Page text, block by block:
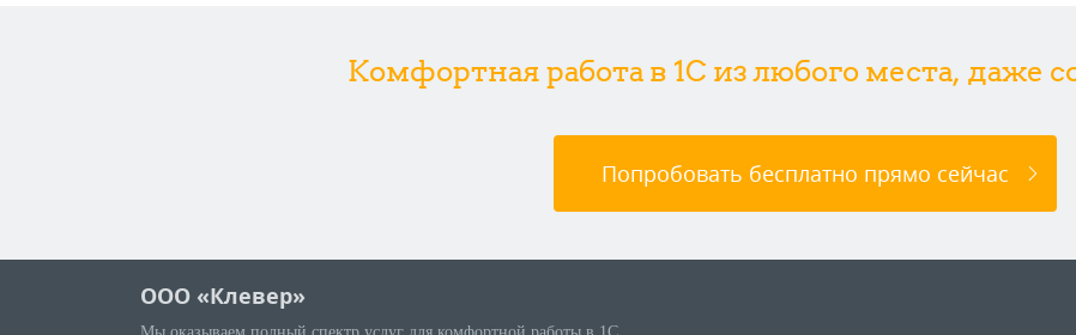
Комфортная работа в 1С из любого места, даже
Попробовать бесплатно прямо сейчас
ООО «Клевер»